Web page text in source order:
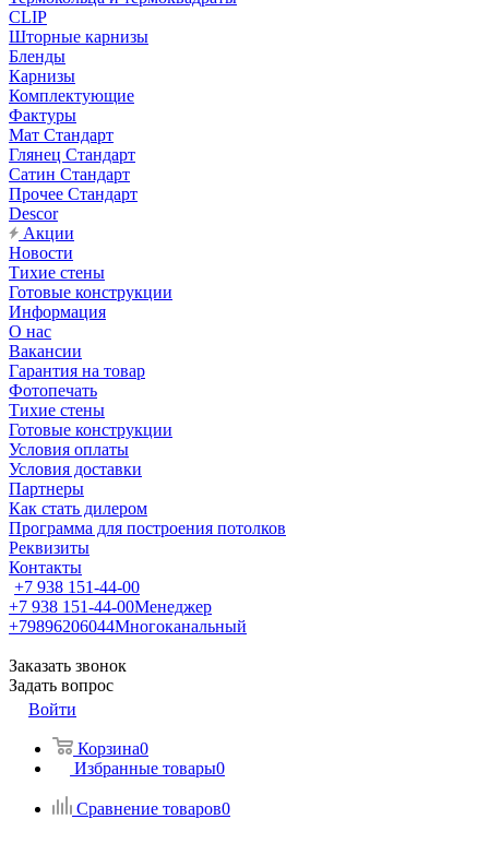
CLIP
Шторные карнизы
Бленды
Карнизы
Комплектующие
Фактуры
Мат Стандарт
Глянец Стандарт
Сатин Стандарт
Прочее Стандарт
Descor
Акции
Новости
Тихие стены
Готовые конструкции
Информация
О нас
Вакансии
Гарантия на товар
Фотопечать
Тихие стены
Готовые конструкции
Условия оплаты
Условия доставки
Партнеры
Как стать дилером
Программа для построения потолков
Реквизиты
Контакты
+7 938 151-44-00
+7 938 151-44-00Менеджер
+79896206044Многоканальный
Заказать звонок
Задать вопрос
Войти
Корзина0
Избранные товары0
Сравнение товаров0